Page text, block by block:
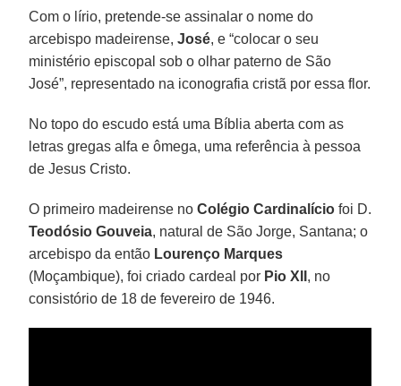
Com o lírio, pretende-se assinalar o nome do
arcebispo madeirense,José, e “colocar o seu
ministério episcopal sob o olhar paterno de São
José”, representado na iconografia cristã por essa flor.
No topo do escudo está uma Bíblia aberta com as
letras gregas alfa e ômega, uma referência à pessoa
de Jesus Cristo.
O primeiro madeirense noColégio Cardinalício foi D.
Teodósio Gouveia, natural de São Jorge, Santana; o
arcebispo da então Lourenço Marques
(Moçambique), foi criado cardeal por Pio XII , no
consistório de 18 de fevereiro de 1946.